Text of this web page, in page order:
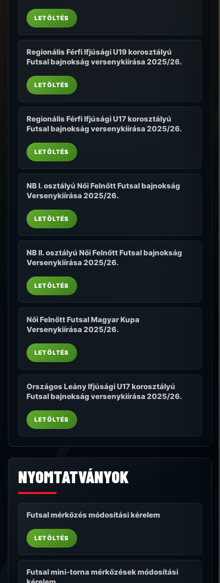
LETÖLTÉS
Regionális Férfi Ifjúsági U19 korosztályú
Futsal bajnokság versenykiírása 2025/26.
LETÖLTÉS
Regionális Férfi Ifjúsági U17 korosztályú
Futsal bajnokság versenykiírása 2025/26.
LETÖLTÉS
NB I. osztályú Női Felnőtt Futsal bajnokság
Versenykiírása 2025/26.
LETÖLTÉS
NB II. osztályú Női Felnőtt Futsal bajnokság
Versenykiírása 2025/26.
LETÖLTÉS
Női Felnőtt Futsal Magyar Kupa
Versenykiírása 2025/26.
LETÖLTÉS
Országos Leány Ifjúsági U17 korosztályú
Futsal bajnokság versenykiírása 2025/26.
LETÖLTÉS
NYOMTATVÁNYOK
Futsal mérkőzés módosítási kérelem
LETÖLTÉS
Futsal mini-torna mérkőzések módosítási